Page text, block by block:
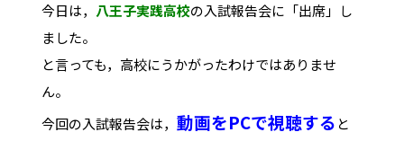
今日は， 八王子実践高校の入試報告会に「出席」し
ました。
と言っても，高校にうかがったわけではありませ
ん。
今回の入試報告会は， 動画をPCで視聴する と